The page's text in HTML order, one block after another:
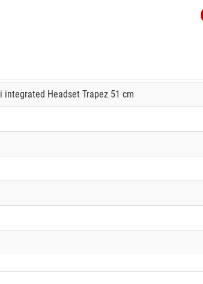
integrated Headset Trapez 51 cm